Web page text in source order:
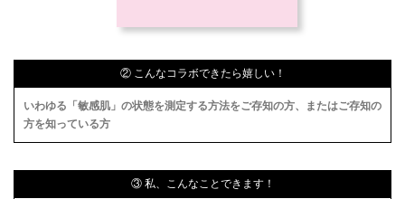
② こんなコラボできたら嬉しい！
いわゆる「敏感肌」の状態を測定する方法をご存知の方、またはご存知の
方を知っている方
③ 私、こんなことできます！